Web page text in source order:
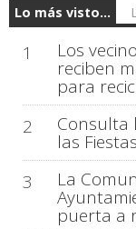
Lo más visto...
1 Los
reciben
para
2
Consulta
las
3
La
puerta a